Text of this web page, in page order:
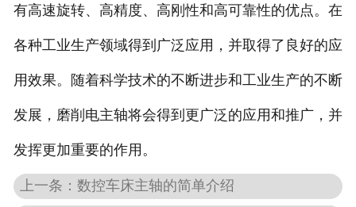
有高速旋转、高精度、高刚性和高可靠性的优点。在
各种工业生产领域得到广泛应用，并取得了良好的应
用效果。随着科学技术的不断进步和工业生产的不断
发展，磨削电主轴将会得到更广泛的应用和推广，并
发挥更加重要的作用。
上一条：数控车床主轴的简单介绍